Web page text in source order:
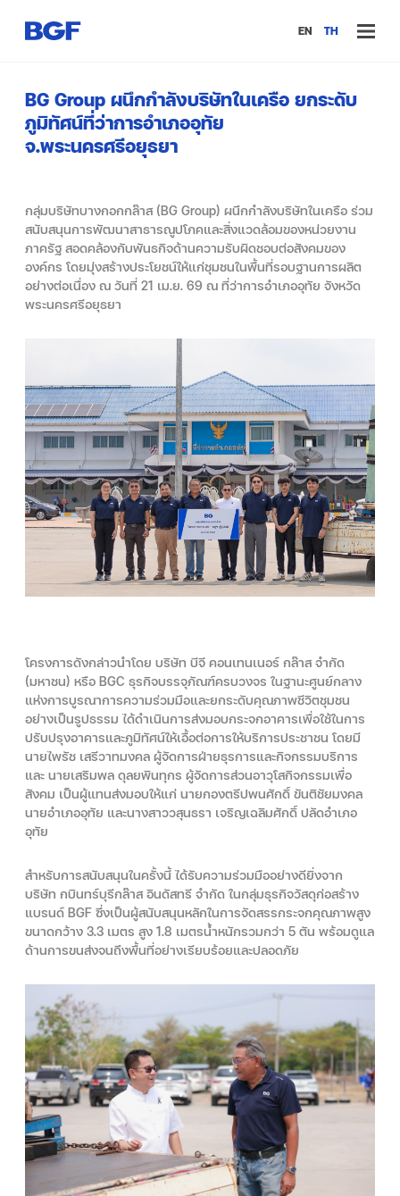
EN TH
BG Group ผนึกกำลังบริษัทในเครือ ยกระดับ
ภูมิทัศน์ที่ว่าการอำเภออุทัย
จ.พระนครศรีอยุธยา
กลุ่มบริษัทบางกอกกล๊าส (BG Group) ผนึกกำลังบริษัทในเครือ ร่วม
สนับสนุนการพัฒนาสาธารณูปโภคและสิ่งแวดล้อมของหน่วยงาน
ภาครัฐ สอดคล้องกับพันธกิจด้านความรับผิดชอบต่อสังคมของ
องค์กร โดยมุ่งสร้างประโยชน์ให้แก่ชุมชนในพื้นที่รอบฐานการผลิต
อย่างต่อเนื่อง ณ วันที่ 21 เม.ย. 69 ณ ที่ว่าการอำเภออุทัย จังหวัด
พระนครศรีอยุธยา
โครงการดังกล่าวนำโดย บริษัท บีจี คอนเทนเนอร์ กล๊าส จำกัด
(มหาชน) หรือ BGC ธุรกิจบรรจุภัณฑ์ครบวงจร ในฐานะศูนย์กลาง
แห่งการบูรณาการความร่วมมือและยกระดับคุณภาพชีวิตชุมชน
อย่างเป็นรูปธรรม ได้ดำเนินการส่งมอบกระจกอาคารเพื่อใช้ในการ
ปรับปรุงอาคารและภูมิทัศน์ให้เอื้อต่อการให้บริการประชาชน โดยมี
นายไพรัช เสรีวาทมงคล ผู้จัดการฝ่ายธุรการและกิจกรรมบริการ
และ นายเสริมพล ดุลยพินทุกร ผู้จัดการส่วนอาวุโสกิจกรรมเพื่อ
สังคม เป็นผู้แทนส่งมอบให้แก่ นายกองตรีปพนศักดิ์ ขันติชัยมงคล
นายอำเภออุทัย และนางสาววสุนธรา เจริญเฉลิมศักดิ์ ปลัดอำเภอ
อุทัย
สำหรับการสนับสนุนในครั้งนี้ ได้รับความร่วมมืออย่างดียิ่งจาก
บริษัท กบินทร์บุรีกล๊าส อินดัสทรี จำกัด ในกลุ่มธุรกิจวัสดุก่อสร้าง
แบรนด์ BGF ซึ่งเป็นผู้สนับสนุนหลักในการจัดสรรกระจกคุณภาพสูง
ขนาดกว้าง 3.3 เมตร สูง 1.8 เมตรน้ำหนักรวมกว่า 5 ตัน พร้อมดูแล
ด้านการขนส่งจนถึงพื้นที่อย่างเรียบร้อยและปลอดภัย